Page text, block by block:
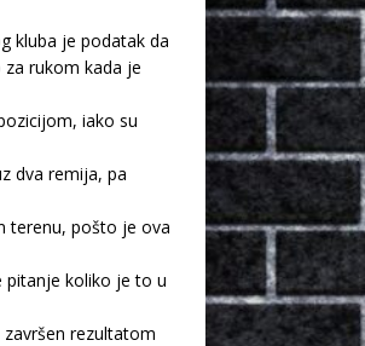
kluba je podatak da
rukom kada je
iako su
dva remija, pa
terenu, pošto je ova
pitanje koliko je to u
rezultatom